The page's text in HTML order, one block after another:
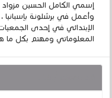
وأعمل في برشلونة
الإبتدائي في إحدى
المعلوماتي ومهتم بكل ما